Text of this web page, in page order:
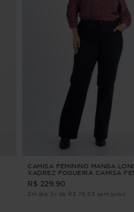
CAMISA FEMININO MANGA
XADREZ FOGUEIRA CAMISA
MANGA LONGA XADREZ Vinho P
R$ 229,90
Em até 3x de R$ 76,63 sem juros